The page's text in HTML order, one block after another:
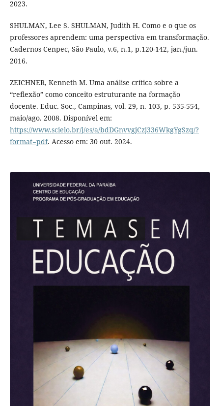
2023.
SHULMAN, Lee S. SHULMAN, Judith H. Como e o que os
professores aprendem: uma perspectiva em transformação.
Cadernos Cenpec, São Paulo, v.6, n.1, p.120-142, jan./jun.
2016.
ZEICHNER, Kenneth M. Uma análise crítica sobre a
“reflexão” como conceito estruturante na formação
docente. Educ. Soc., Campinas, vol. 29, n. 103, p. 535-554,
maio/ago. 2008. Disponível em:
https://www.scielo.br/j/es/a/bdDGnvvgjCzj336WkgYgSzq/?
format=pdf. Acesso em: 30 out. 2024.